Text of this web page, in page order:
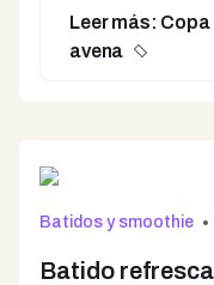
Leer más:
avena
Batidos y smoothie
Batido